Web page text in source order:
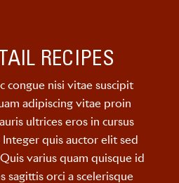
RECIPES
congue nisi vitae suscipit
adipiscing vitae proin
ultrices eros in cursus
quis auctor elit sed
varius quam quisque id
sagittis orci a scelerisque